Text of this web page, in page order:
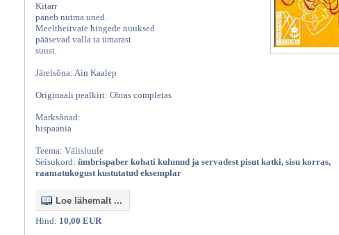
Kitarr
paneb nutma uned.
Meeltheitvate hingede nuuksed
pääsevad valla ta ümarast
suust.
Järelsõna: Ain Kaalep
Originaali pealkiri: Obras completas
Märksõnad:
hispaania
Teema: Välisluule
Seisukord: ümbrispaber kohati kulunud ja servadest pisut katki, sisu korras,
raamatukogust kustutatud eksemplar
Loe lähemalt ...
Hind: 10,00 EUR